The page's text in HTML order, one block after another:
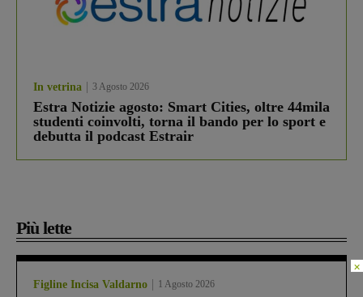
In vetrina 3 Agosto 2026
Estra Notizie agosto: Smart Cities, oltre 44mila
studenti coinvolti, torna il bando per lo sport e
debutta il podcast Estrair
Più lette
Figline Incisa Valdarno 1 Agosto 2026
×